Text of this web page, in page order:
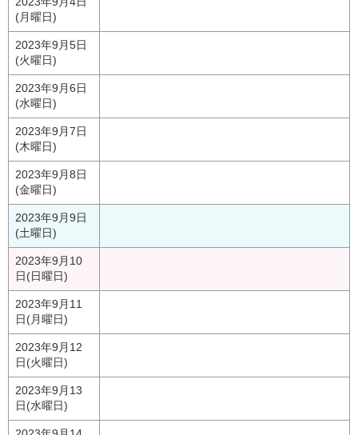
(月曜日)
2023年9月5日
(火曜日)
2023年9月6日
(水曜日)
2023年9月7日
(木曜日)
2023年9月8日
(金曜日)
2023年9月9日
(土曜日)
2023年9月10
日(日曜日)
2023年9月11
日(月曜日)
2023年9月12
日(火曜日)
2023年9月13
日(水曜日)